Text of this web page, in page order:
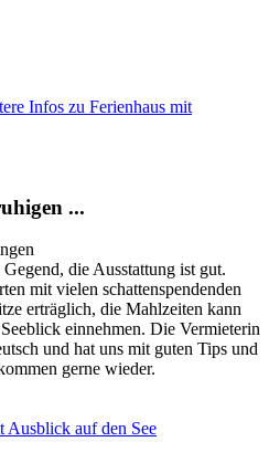
Infos zu Ferienhaus mit
...
die Ausstattung ist gut.
mit vielen schattenspendenden
erträglich, die Mahlzeiten kann
einnehmen. Die Vermieterin
und hat uns mit guten Tips und
gerne wieder.
Ausblick auf den See